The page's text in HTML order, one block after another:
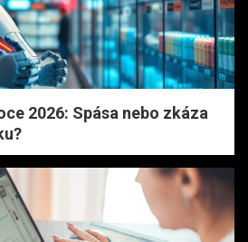
2026: Spása nebo zkáza